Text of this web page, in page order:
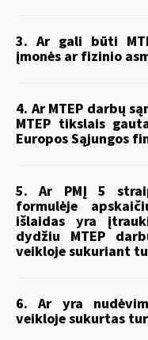
3. Ar gali būti
įmonės ar fizinio
4. Ar MTEP darbų
MTEP tikslais
Europos Sąjungos
5. Ar PMĮ 5
formulėje
išlaidas yra
dydžiu MTEP
veikloje sukuriant
6. Ar yra
veikloje sukurtas